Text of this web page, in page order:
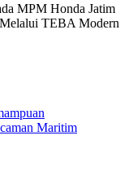
MPM Honda Jatim
Melalui TEBA Modern